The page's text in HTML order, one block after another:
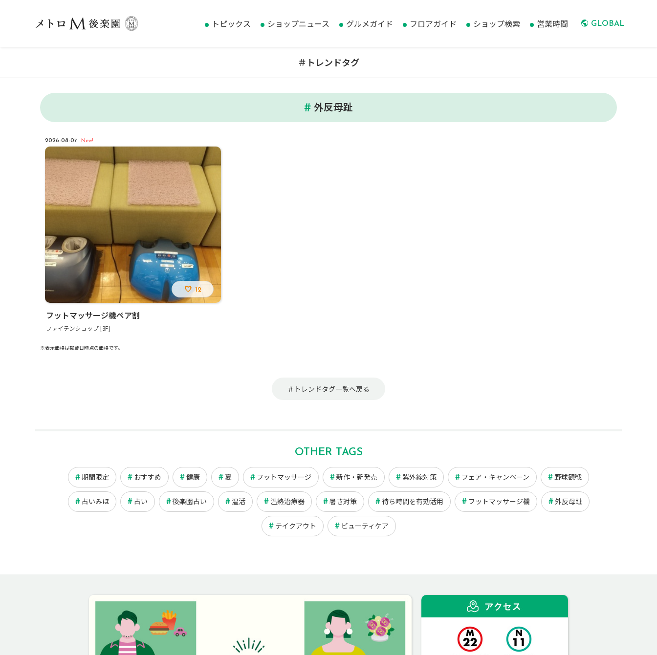
GLOBAL
トピックス ショップニュース グルメガイド フロアガイド ショップ検索 営業時間
＃トレンドタグ
外反母趾
2026-08-07 New!
フットマッサージ機ペア割
ファイテンショップ [3F]
12
※表示価格は掲載日時点の価格です。
＃トレンドタグ一覧へ戻る
OTHER TAGS
期間限定 おすすめ 健康 夏 フットマッサージ 新作・新発売 紫外線対策 フェア・キャンペーン 野球観戦
占いみほ 占い 後楽園占い 温活 温熱治療器 暑さ対策 待ち時間を有効活用 フットマッサージ機 外反母趾
テイクアウト ビューティケア